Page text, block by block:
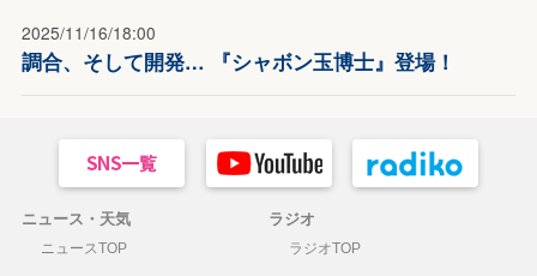
2025/11/16/18:00
調合、そして開発… 『シャボン玉博士』登場！
ニュース・天気
ニュースTOP
ラジオ
ラジオTOP